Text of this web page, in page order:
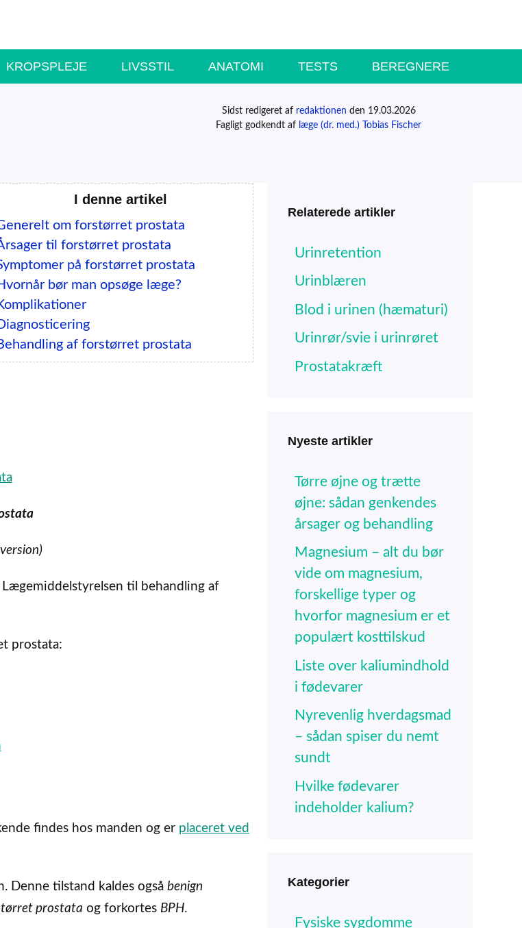
KROPSPLEJE LIVSSTIL ANATOMI TESTS BEREGNERE
Sidst redigeret af redaktionen den 19.03.2026
Fagligt godkendt af læge (dr. med.) Tobias Fischer
I denne artikel
om forstørret prostata
til forstørret prostata
på forstørret prostata
bør man opsøge læge?
af forstørret prostata
til behandling af
prostata:
findes hos manden og er placeret ved
Denne tilstand kaldes også benign
prostata og forkortes BPH.
Relaterede artikler
Urinretention
Urinblæren
Blod i urinen (hæmaturi)
Urinrør/svie i urinrøret
Prostatakræft
Nyeste artikler
Tørre øjne og trætte
øjne: sådan genkendes
årsager og behandling
Magnesium – alt du bør
vide om magnesium,
forskellige typer og
hvorfor magnesium er et
populært kosttilskud
Liste over kaliumindhold
i fødevarer
Nyrevenlig hverdagsmad
– sådan spiser du nemt
sundt
Hvilke fødevarer
indeholder kalium?
Kategorier
Fysiske sygdomme